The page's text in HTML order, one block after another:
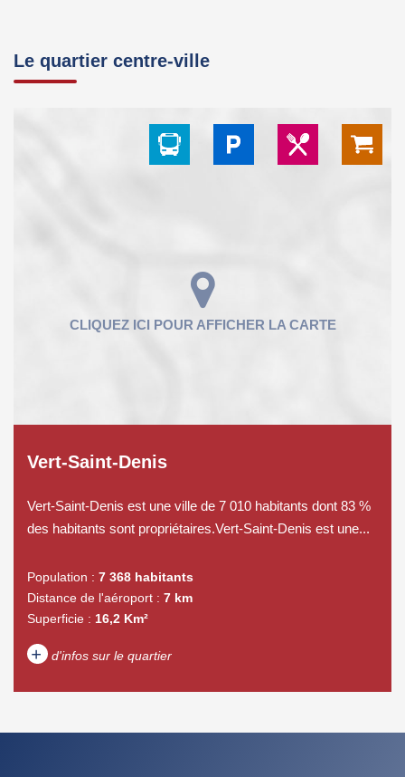
Le quartier centre-ville
Vert-Saint-Denis
Vert-Saint-Denis est une ville de 7 010 habitants dont 83 %
des habitants sont propriétaires.Vert-Saint-Denis est une...
Population : 7 368 habitants
Distance de l'aéroport : 7 km
Superficie : 16,2 Km²
+ d'infos sur le quartier